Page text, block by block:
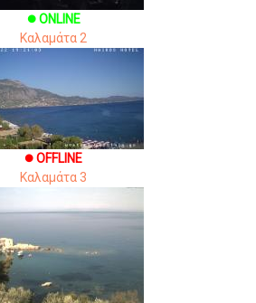
brightness_1 ONLINE
Καλαμάτα 2
brightness_1 OFFLINE
Καλαμάτα 3